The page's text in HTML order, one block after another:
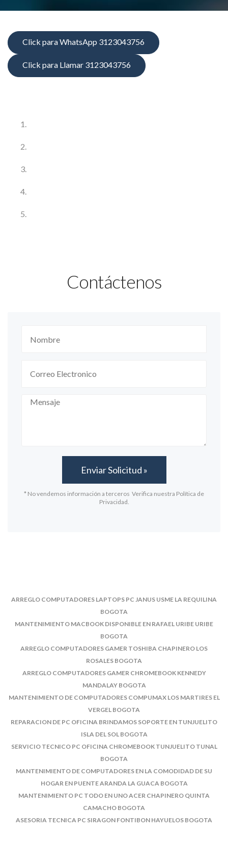
Click para WhatsApp 3123043756
Click para Llamar 3123043756
Contáctenos
* No vendemos información a terceros Verifica nuestra Política de
Privacidad.
ARREGLO COMPUTADORES LAPTOPS PC JANUS USME LA REQUILINA
BOGOTA
MANTENIMIENTO MACBOOK DISPONIBLE EN RAFAEL URIBE URIBE
BOGOTA
ARREGLO COMPUTADORES GAMER TOSHIBA CHAPINERO LOS
ROSALES BOGOTA
ARREGLO COMPUTADORES GAMER CHROMEBOOK KENNEDY
MANDALAY BOGOTA
MANTENIMIENTO DE COMPUTADORES COMPUMAX LOS MARTIRES EL
VERGEL BOGOTA
REPARACION DE PC OFICINA BRINDAMOS SOPORTE EN TUNJUELITO
ISLA DEL SOL BOGOTA
SERVICIO TECNICO PC OFICINA CHROMEBOOK TUNJUELITO TUNAL
BOGOTA
MANTENIMIENTO DE COMPUTADORES EN LA COMODIDAD DE SU
HOGAR EN PUENTE ARANDA LA GUACA BOGOTA
MANTENIMIENTO PC TODO EN UNO ACER CHAPINERO QUINTA
CAMACHO BOGOTA
ASESORIA TECNICA PC SIRAGON FONTIBON HAYUELOS BOGOTA